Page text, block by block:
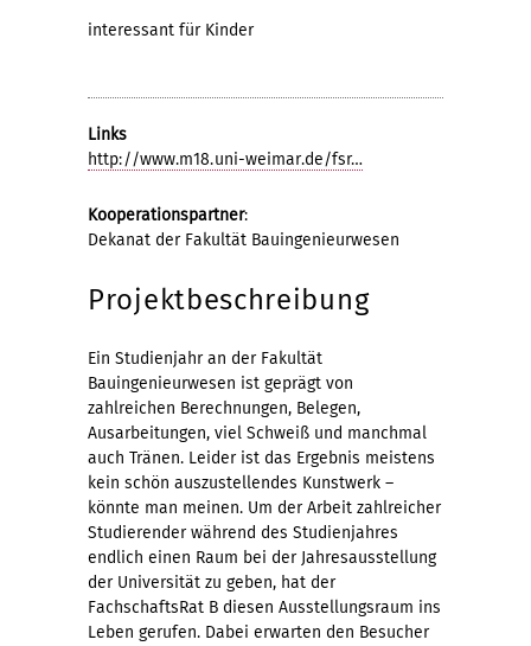
interessant für Kinder
Links
http://www.m18.uni-weimar.de/fsr…
Kooperationspartner:
Dekanat der Fakultät Bauingenieurwesen
Projektbeschreibung
Ein Studienjahr an der Fakultät
Bauingenieurwesen ist geprägt von
zahlreichen Berechnungen, Belegen,
Ausarbeitungen, viel Schweiß und manchmal
auch Tränen. Leider ist das Ergebnis meistens
kein schön auszustellendes Kunstwerk –
könnte man meinen. Um der Arbeit zahlreicher
Studierender während des Studienjahres
endlich einen Raum bei der Jahresausstellung
der Universität zu geben, hat der
FachschaftsRat B diesen Ausstellungsraum ins
Leben gerufen. Dabei erwarten den Besucher